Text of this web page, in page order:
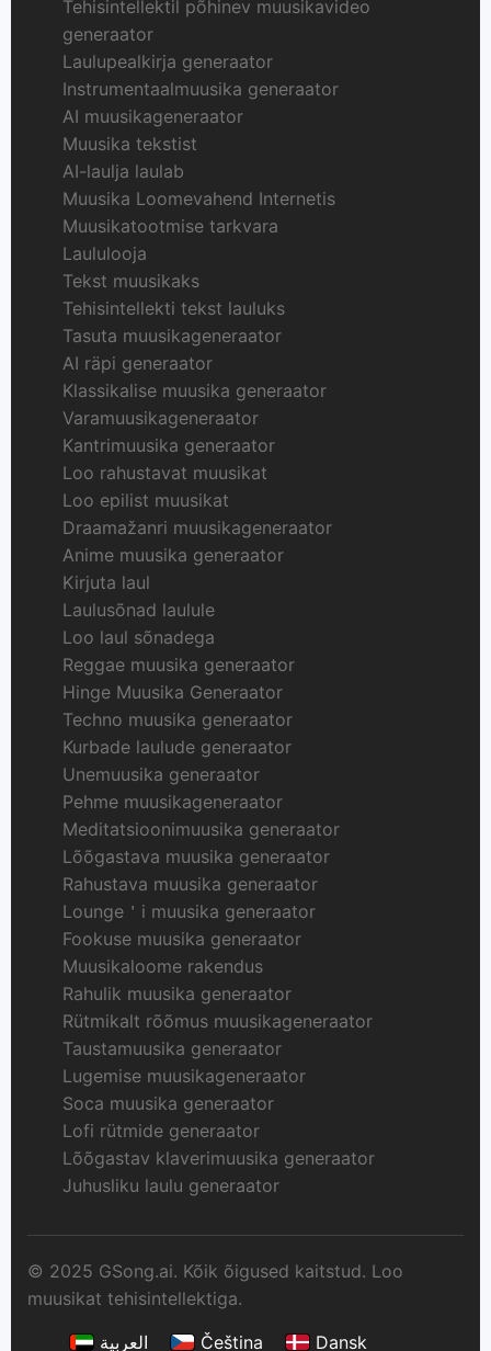
Tehisintellektil põhinev muusikavideo
generaator
Laulupealkirja generaator
Instrumentaalmuusika generaator
AI muusikageneraator
Muusika tekstist
AI-laulja laulab
Muusika Loomevahend Internetis
Muusikatootmise tarkvara
Laululooja
Tekst muusikaks
Tehisintellekti tekst lauluks
Tasuta muusikageneraator
AI räpi generaator
Klassikalise muusika generaator
Varamuusikageneraator
Kantrimuusika generaator
Loo rahustavat muusikat
Loo epilist muusikat
Draamažanri muusikageneraator
Anime muusika generaator
Kirjuta laul
Laulusõnad laulule
Loo laul sõnadega
Reggae muusika generaator
Hinge Muusika Generaator
Techno muusika generaator
Kurbade laulude generaator
Unemuusika generaator
Pehme muusikageneraator
Meditatsioonimuusika generaator
Lõõgastava muusika generaator
Rahustava muusika generaator
Lounge＇i muusika generaator
Fookuse muusika generaator
Muusikaloome rakendus
Rahulik muusika generaator
Rütmikalt rõõmus muusikageneraator
Taustamuusika generaator
Lugemise muusikageneraator
Soca muusika generaator
Lofi rütmide generaator
Lõõgastav klaverimuusika generaator
Juhusliku laulu generaator
© 2025 GSong.ai. Kõik õigused kaitstud. Loo
muusikat tehisintellektiga.
العربية
Čeština Dansk